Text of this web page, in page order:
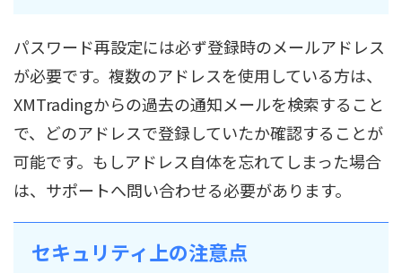
パスワード再設定には必ず登録時のメールアドレス
が必要です。複数のアドレスを使用している方は、
XMTradingからの過去の通知メールを検索すること
で、どのアドレスで登録していたか確認することが
可能です。もしアドレス自体を忘れてしまった場合
は、サポートへ問い合わせる必要があります。
セキュリティ上の注意点